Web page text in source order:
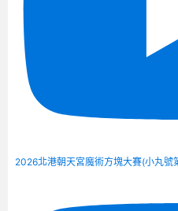
2026北港朝天宮魔術方塊大賽(小丸號